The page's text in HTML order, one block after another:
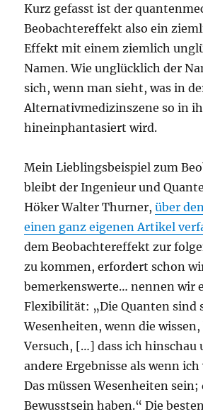
Kurz gefasst ist der
Beobachtereffekt also ein
Effekt mit einem ziemlich
Namen. Wie unglücklich der
sich, wenn man sieht, was in
Alternativmedizinszene so in
hineinphantasiert wird.
Mein Lieblingsbeispiel zum
bleibt der Ingenieur und
Höker Walter Thurner,über
einen ganz eigenen Artikel
dem Beobachtereffekt zur
zu kommen, erfordert schon
bemerkenswerte… nennen wir
Flexibilität: „Die Quanten sind
Wesenheiten, wenn die
Versuch, […] dass ich hinschau
andere Ergebnisse als wenn
Das müssen Wesenheiten
Bewusstsein haben.“ Die